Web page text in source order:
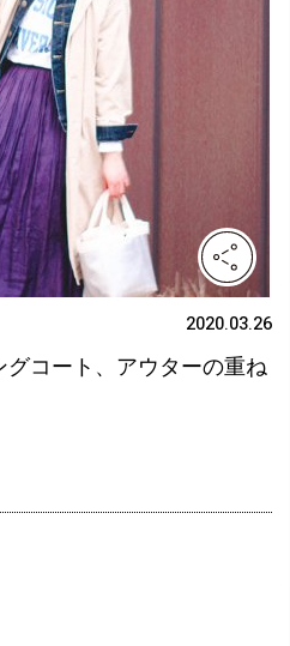
2020.03.26
コート、アウターの重ね